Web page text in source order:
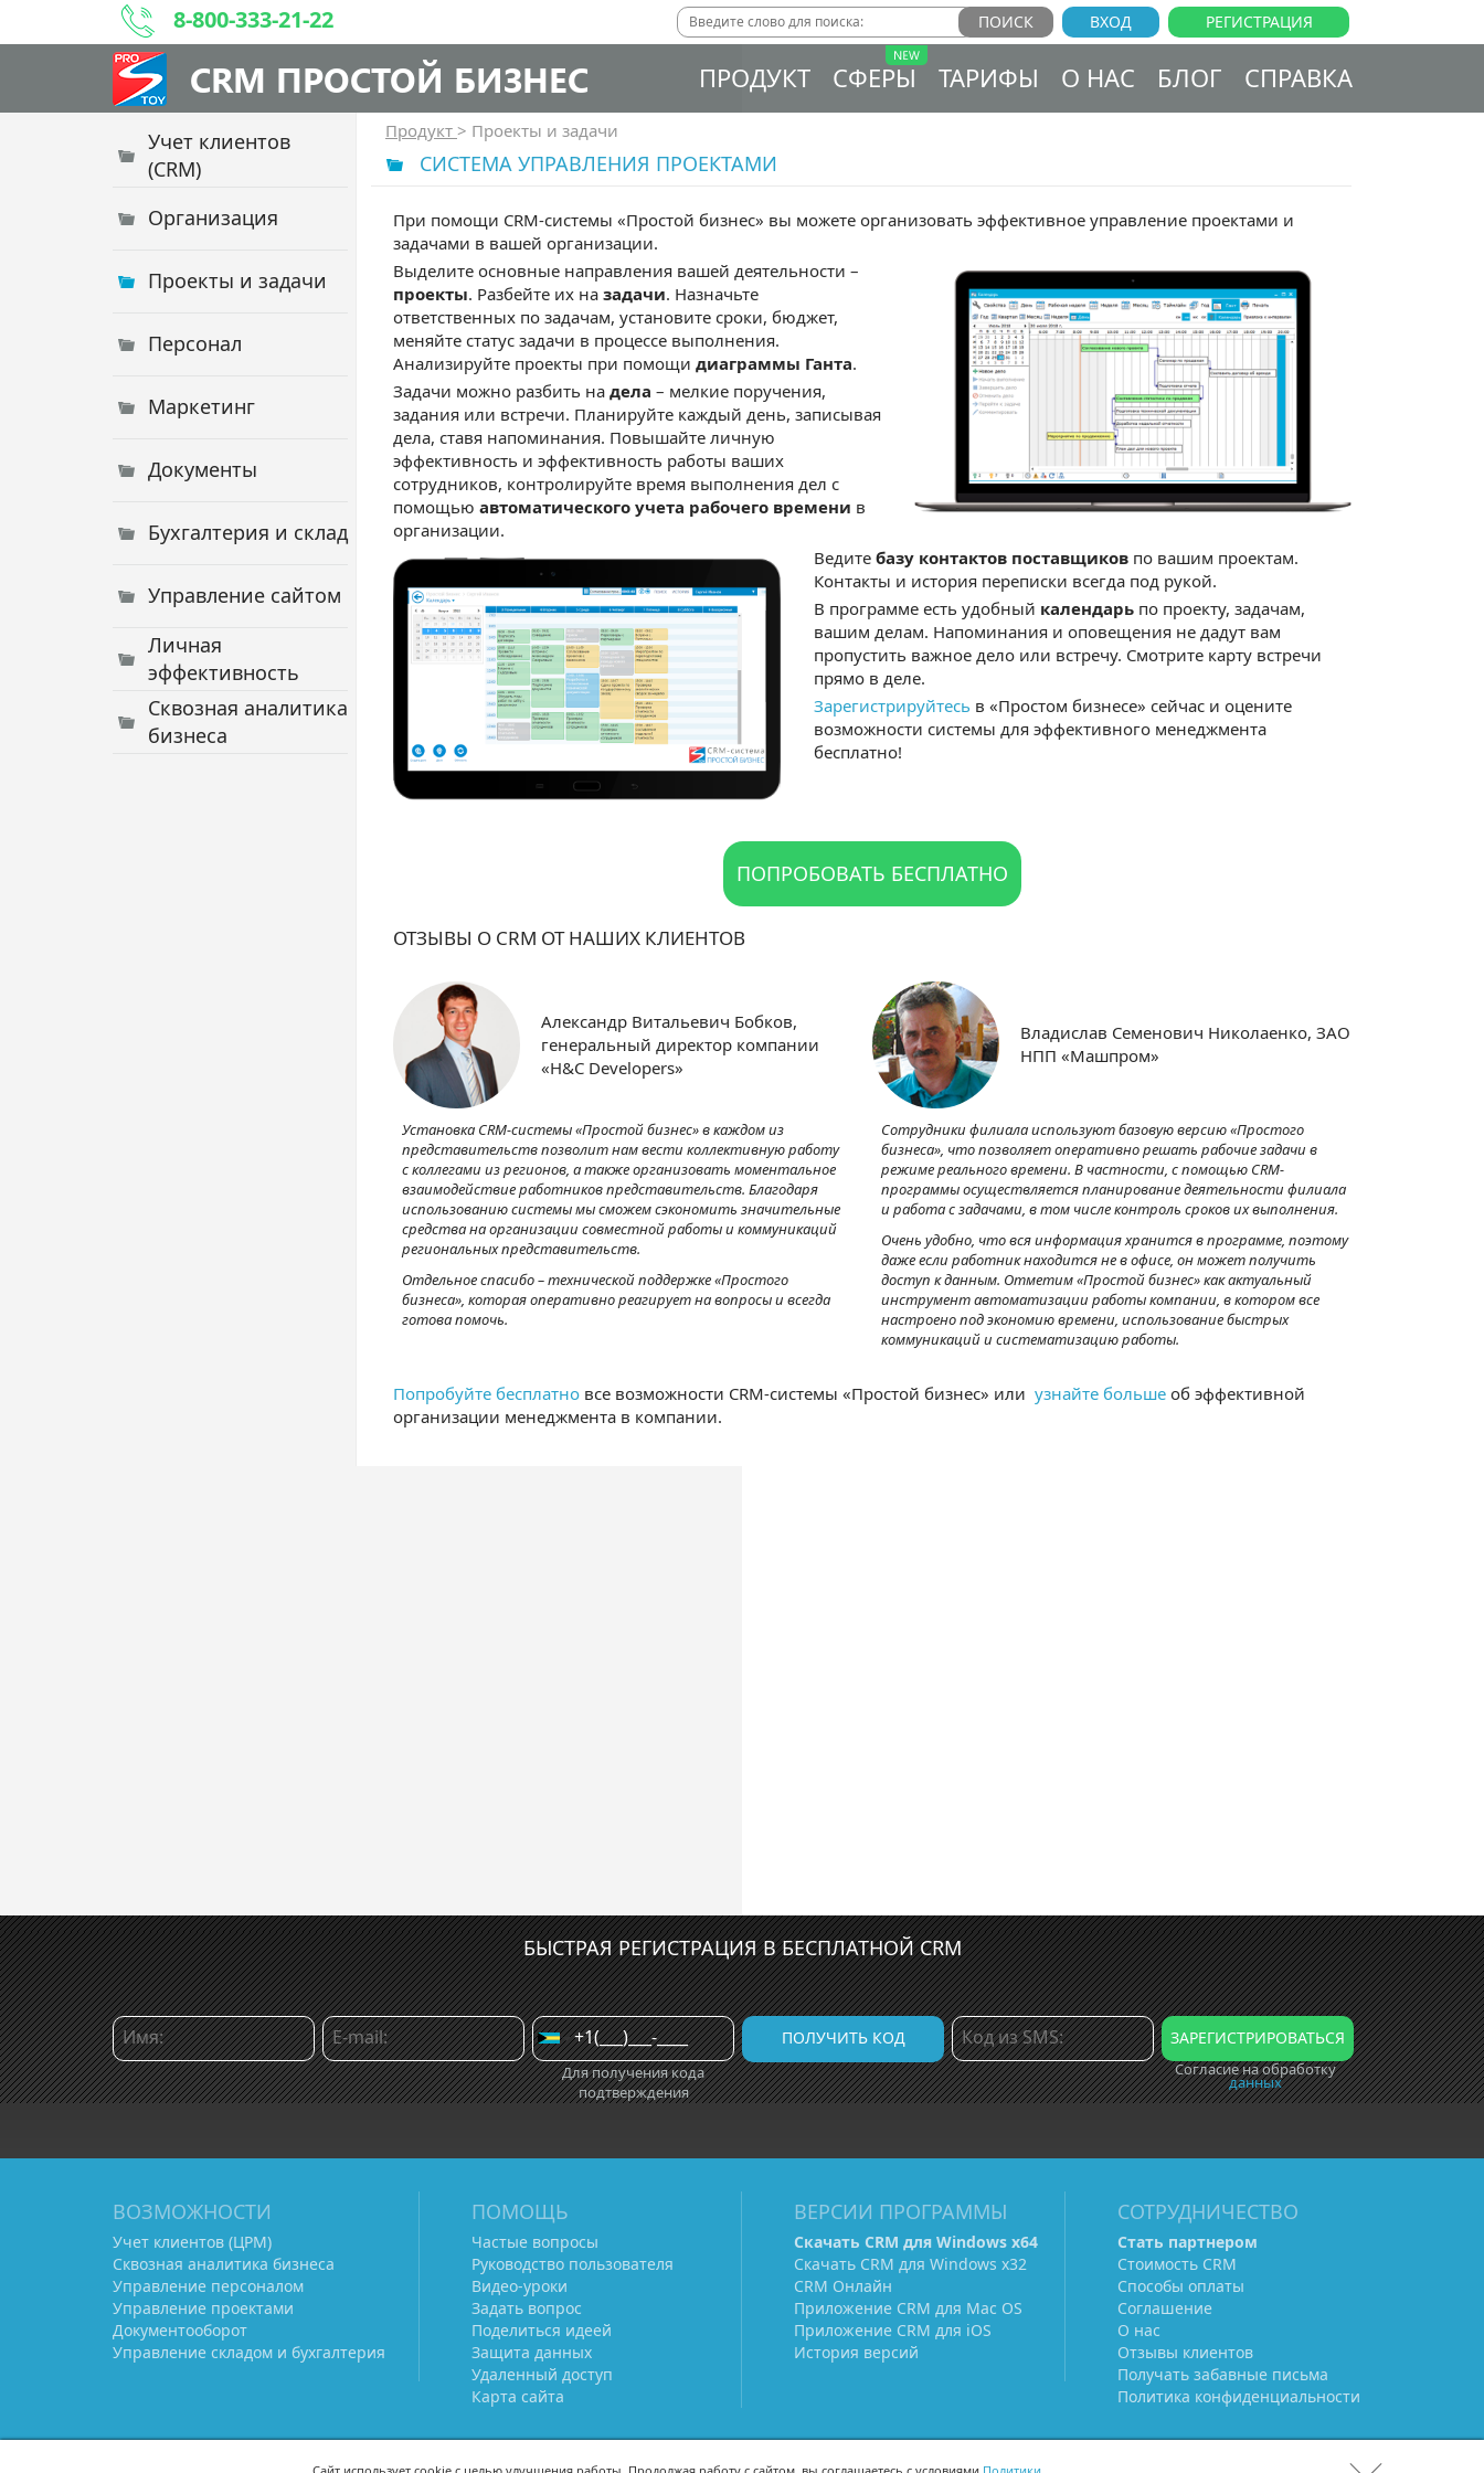
8-800-333-21-22 РЕГИСТРАЦИЯ
ВХОД
CRM ПРОСТОЙ БИЗНЕС ПРОДУКТ СФЕРЫ ТАРИФЫ О НАС БЛОГ СПРАВКА
Учет клиентов
(CRM)
Организация
Проекты и задачи
Персонал
Маркетинг
Документы
Бухгалтерия и склад
Управление сайтом
Личная
эффективность
Сквозная аналитика
бизнеса
Продукт > Проекты и задачи
СИСТЕМА УПРАВЛЕНИЯ ПРОЕКТАМИ
При помощи CRM-системы «Простой бизнес» вы можете организовать эффективное управление проектами и
задачами в вашей организации.
Выделите основные направления вашей деятельности –
проекты. Разбейте их на задачи. Назначьте
ответственных по задачам, установите сроки, бюджет,
меняйте статус задачи в процессе выполнения.
Анализируйте проекты при помощи диаграммы Ганта.
Задачи можно разбить на дела – мелкие поручения,
задания или встречи. Планируйте каждый день, записывая
дела, ставя напоминания. Повышайте личную
эффективность и эффективность работы ваших
сотрудников, контролируйте время выполнения дел с
помощью автоматического учета рабочего времени в
организации.
Ведитебазу контактов поставщиков по вашим проектам.
Контакты и история переписки всегда под рукой.
В программе есть удобный календарь по проекту, задачам,
вашим делам. Напоминания и оповещения не дадут вам
пропустить важное дело или встречу. Смотрите карту встречи
прямо в деле.
Зарегистрируйтесь в «Простом бизнесе» сейчас и оцените
возможности системы для эффективного менеджмента
бесплатно!
ПОПРОБОВАТЬ БЕСПЛАТНО
ОТЗЫВЫ О CRM ОТ НАШИХ КЛИЕНТОВ
Александр Витальевич Бобков,
генеральный директор компании
«H&C Developers»
Установка CRM-системы «Простой бизнес» в каждом из
представительств позволит нам вести коллективную работу
с коллегами из регионов, а также организовать моментальное
взаимодействие работников представительств. Благодаря
использованию системы мы сможем сэкономить значительные
средства на организации совместной работы и коммуникаций
региональных представительств.
Отдельное спасибо – технической поддержке «Простого
бизнеса», которая оперативно реагирует на вопросы и всегда
готова помочь.
Владислав Семенович Николаенко, ЗАО
НПП «Машпром»
Сотрудники филиала используют базовую версию «Простого
бизнеса», что позволяет оперативно решать рабочие задачи в
режиме реального времени. В частности, с помощью CRM-
программы осуществляется планирование деятельности филиала
и работа с задачами, в том числе контроль сроков их выполнения.
Очень удобно, что вся информация хранится в программе, поэтому
даже если работник находится не в офисе, он может получить
доступ к данным. Отметим «Простой бизнес» как актуальный
инструмент автоматизации работы компании, в котором все
настроено под экономию времени, использование быстрых
коммуникаций и систематизацию работы.
Попробуйте бесплатно все возможности CRM-системы «Простой бизнес» или узнайте больше об эффективной
организации менеджмента в компании.
БЫСТРАЯ РЕГИСТРАЦИЯ В БЕСПЛАТНОЙ CRM
Для получения кода
подтверждения
Согласие на обработку
данных
ВОЗМОЖНОСТИ
Учет клиентов (ЦРМ)
Сквозная аналитика бизнеса
Управление персоналом
Управление проектами
Документооборот
Управление складом и бухгалтерия
ПОМОЩЬ
Частые вопросы
Руководство пользователя
Видео-уроки
Задать вопрос
Поделиться идеей
Защита данных
Удаленный доступ
Карта сайта
ВЕРСИИ ПРОГРАММЫ
Скачать CRM для Windows х64
Скачать CRM для Windows х32
CRM Онлайн
Приложение CRM для Mac OS
Приложение CRM для iOS
История версий
СОТРУДНИЧЕСТВО
Стать партнером
Стоимость CRM
Способы оплаты
Соглашение
О нас
Отзывы клиентов
Получать забавные письма
Политика конфиденциальности